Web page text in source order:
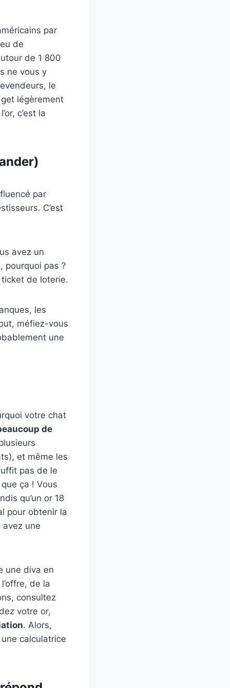
par
de
de 1 800
ne vous y
le
légèrement
c’est la
par
C’est
avez un
pourquoi pas ?
ticket de loterie.
les
méfiez-vous
une
votre chat
de
et même les
pas de le
ça ! Vous
qu’un or 18
pour obtenir la
avez une
une diva en
de la
consultez
votre or,
. Alors,
calculatrice